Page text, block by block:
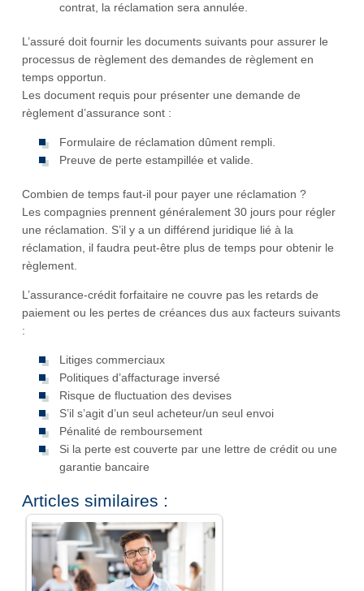
contrat, la réclamation sera annulée.
L’assuré doit fournir les documents suivants pour assurer le
processus de règlement des demandes de règlement en
temps opportun.
Les document requis pour présenter une demande de
règlement d’assurance sont :
Formulaire de réclamation dûment rempli.
Preuve de perte estampillée et valide.
Combien de temps faut-il pour payer une réclamation ?
Les compagnies prennent généralement 30 jours pour régler
une réclamation. S’il y a un différend juridique lié à la
réclamation, il faudra peut-être plus de temps pour obtenir le
règlement.
L’assurance-crédit forfaitaire ne couvre pas les retards de
paiement ou les pertes de créances dus aux facteurs suivants
:
Litiges commerciaux
Politiques d’affacturage inversé
Risque de fluctuation des devises
S’il s’agit d’un seul acheteur/un seul envoi
Pénalité de remboursement
Si la perte est couverte par une lettre de crédit ou une
garantie bancaire
Articles similaires :